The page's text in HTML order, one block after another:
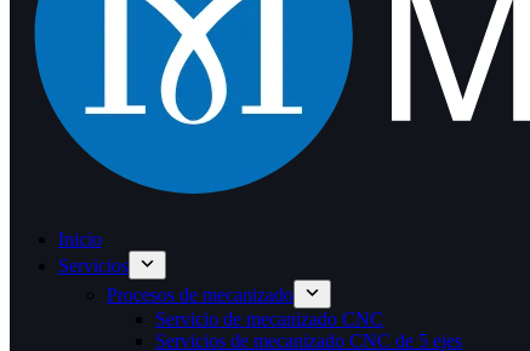
Inicio
Servicios
Procesos de mecanizado
Servicio de mecanizado CNC
Servicios de mecanizado CNC de 5 ejes